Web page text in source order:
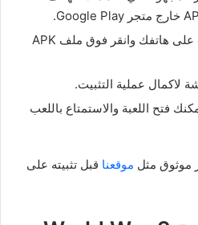
انتقل إلى مجلد التنزيلات على هاتفك وانقر فوق ملف APK
لاكمال عملية التثبيت.
فتح اللعبة والاستمتاع باللعب
موثوق مثل موقعنا قبل تثبيته على